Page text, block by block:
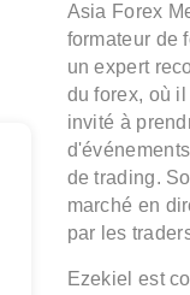
Asia Forex
formateur de
un expert
du forex, où
invité à
de trading.
marché en
par les
Ezekiel est